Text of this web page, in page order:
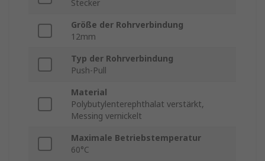
Stecker
Größe der Rohrverbindung
12mm
Typ der Rohrverbindung
Push-Pull
Material
Polybutylenterephthalat verstärkt,
Messing vernickelt
Maximale Betriebstemperatur
60°C